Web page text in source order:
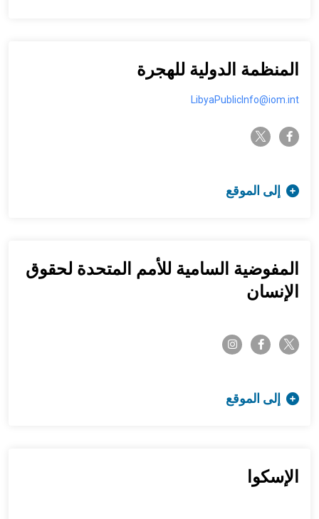
المنظمة الدولية للهجرة
LibyaPublicInfo@iom.int
facebook-f
twitter-x
إلى الموقع
المفوضية السامية للأمم المتحدة لحقوق
الإنسان
twitter-x
facebook-f
instagram
إلى الموقع
الإسكوا